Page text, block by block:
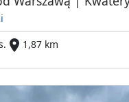
1,87 km